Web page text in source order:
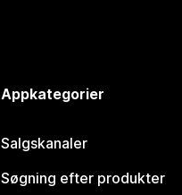
Appkategorier
Salgskanaler
Søgning efter produkter